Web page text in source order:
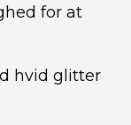
for at
hvid glitter